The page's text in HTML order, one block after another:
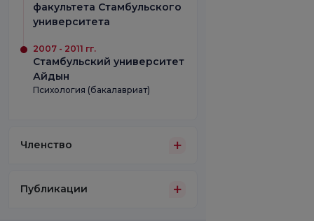
факультета Стамбульского
университета
2007 - 2011 гг.
Стамбульский университет
Айдын
Психология (бакалавриат)
Членство
Публикации